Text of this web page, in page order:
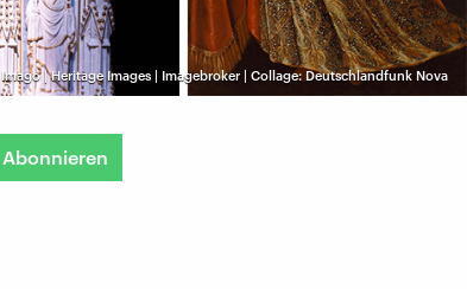
Imago | Heritage Images | Imagebroker | Collage: Deutschlandfunk Nova
Abonnieren